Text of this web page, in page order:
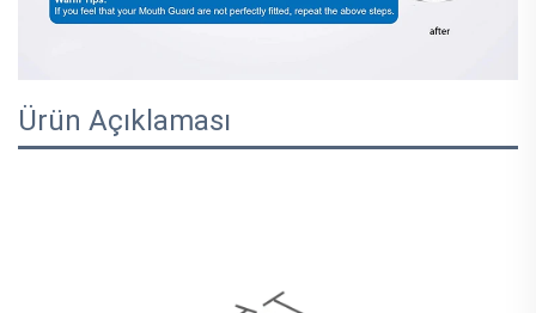
Ürün Açıklaması